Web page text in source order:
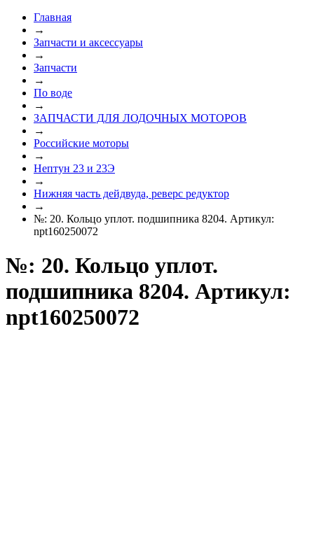
Главная
→
Запчасти и аксессуары
→
Запчасти
→
По воде
→
ЗАПЧАСТИ ДЛЯ ЛОДОЧНЫХ МОТОРОВ
→
Российские моторы
→
Нептун 23 и 23Э
→
Нижняя часть дейдвуда, реверс редуктор
→
№: 20. Кольцо уплот. подшипника 8204. Артикул:
npt160250072
№: 20. Кольцо уплот.
подшипника 8204. Артикул:
npt160250072